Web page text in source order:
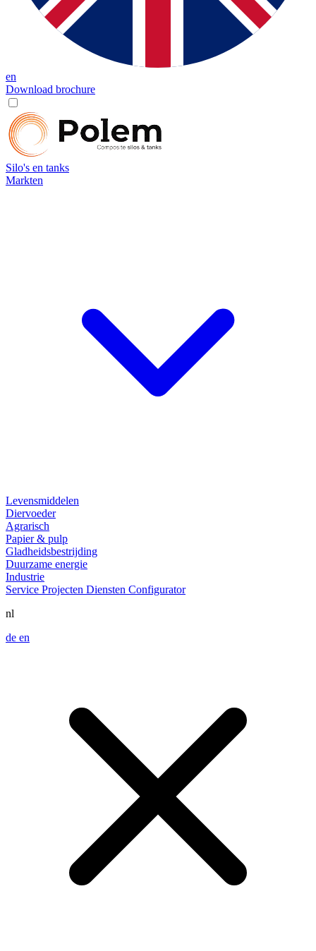
en
Download brochure
Silo's en tanks
Markten
Levensmiddelen
Diervoeder
Agrarisch
Papier & pulp
Gladheidsbestrijding
Duurzame energie
Industrie
Service Projecten Diensten Configurator
nl
de en